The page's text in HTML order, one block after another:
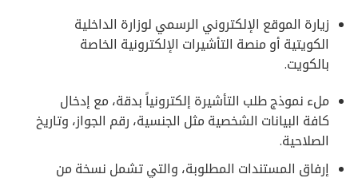
زيارة الموقع الإلكتروني الرسمي لوزارة الداخلية
الكويتية أو منصة التأشيرات الإلكترونية الخاصة
بالكويت.
ملء نموذج طلب التأشيرة إلكترونياً بدقة، مع إدخال
كافة البيانات الشخصية مثل الجنسية، رقم الجواز، وتاريخ
الصلاحية.
إرفاق المستندات المطلوبة، والتي تشمل نسخة من